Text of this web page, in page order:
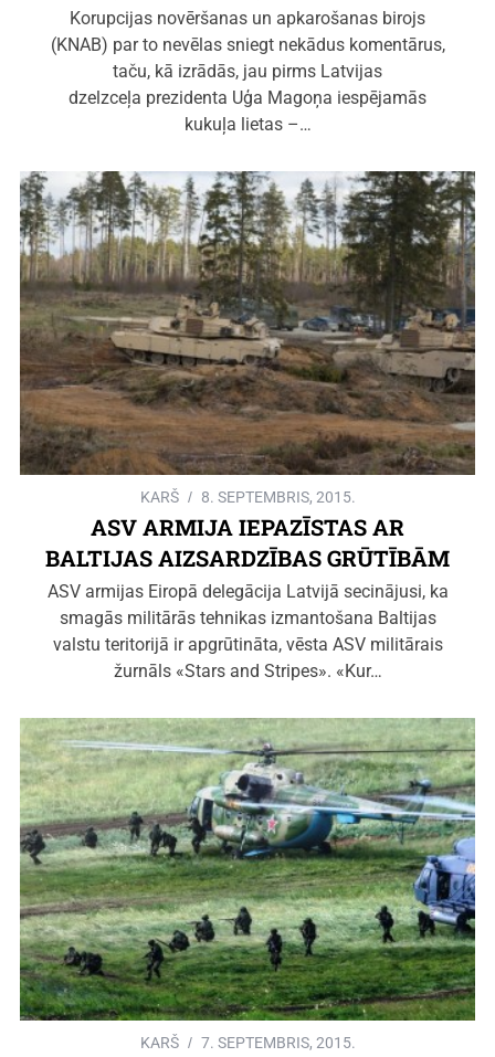
Korupcijas novēršanas un apkarošanas birojs
(KNAB) par to nevēlas sniegt nekādus komentārus,
taču, kā izrādās, jau pirms Latvijas
dzelzceļa prezidenta Uģa Magoņa iespējamās
kukuļa lietas –…
KARŠ 8. SEPTEMBRIS, 2015.
ASV ARMIJA IEPAZĪSTAS AR
BALTIJAS AIZSARDZĪBAS GRŪTĪBĀM
ASV armijas Eiropā delegācija Latvijā secinājusi, ka
smagās militārās tehnikas izmantošana Baltijas
valstu teritorijā ir apgrūtināta, vēsta ASV militārais
žurnāls «Stars and Stripes». «Kur…
KARŠ 7. SEPTEMBRIS, 2015.